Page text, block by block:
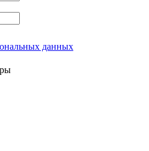
данных